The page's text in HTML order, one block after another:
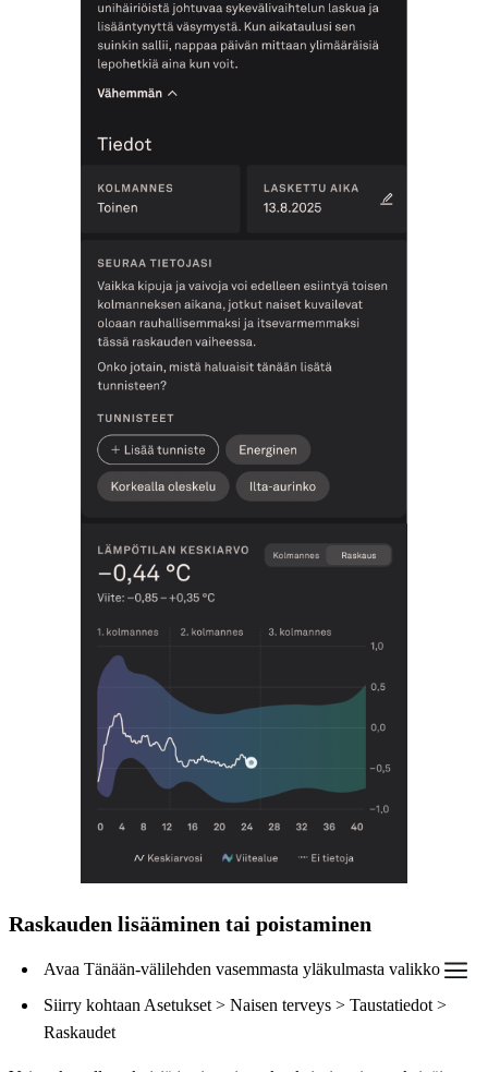
Raskauden lisääminen tai poistaminen
Avaa Tänään-välilehden vasemmasta yläkulmasta valikko
Siirry kohtaan Asetukset > Naisen terveys > Taustatiedot >
Raskaudet